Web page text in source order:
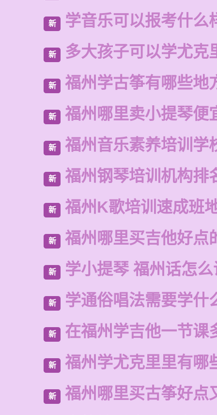
新 学音乐可以报考什么
新 多大孩子可以学尤克
新 福州学古筝有哪些地
新 福州哪里卖小提琴便
新 福州音乐素养培训学
新 福州钢琴培训机构排
新 福州K歌培训速成班
新 福州哪里买吉他好点
新 学小提琴 福州话怎
新 学通俗唱法需要学什
新 在福州学吉他一节课
新 福州学尤克里里有哪
新 福州哪里买古筝好点